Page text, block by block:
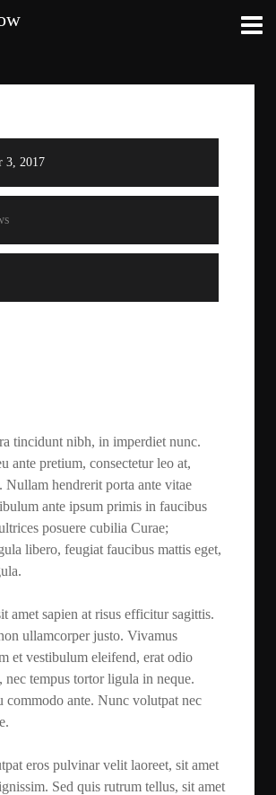
3, 2017
tincidunt nibh, in imperdiet nunc.
ante pretium, consectetur leo at,
Nullam hendrerit porta ante vitae
ante ipsum primis in faucibus
posuere cubilia Curae;
libero, feugiat faucibus mattis eget,
amet sapien at risus efficitur sagittis.
ullamcorper justo. Vivamus
et vestibulum eleifend, erat odio
nec tempus tortor ligula in neque.
commodo ante. Nunc volutpat nec
eros pulvinar velit laoreet, sit amet
Sed quis rutrum tellus, sit amet